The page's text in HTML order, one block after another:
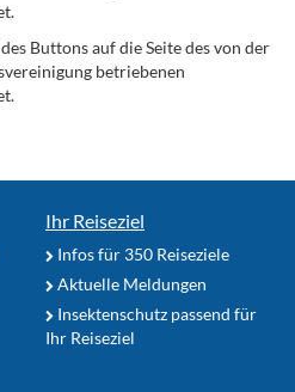
Buttons auf die Seite des von der
betriebenen
Ihr Reiseziel
Infos für 350 Reiseziele
Aktuelle Meldungen
Insektenschutz passend für
Ihr Reiseziel